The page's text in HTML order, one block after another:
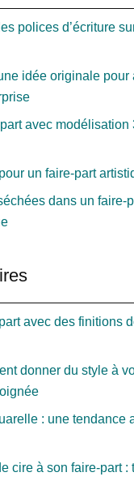
polices d’écriture
idée originale
avec modélisation
un faire-part
dans un faire-
avec des finitions
donner du style à
: une tendance
cire à son faire-part :